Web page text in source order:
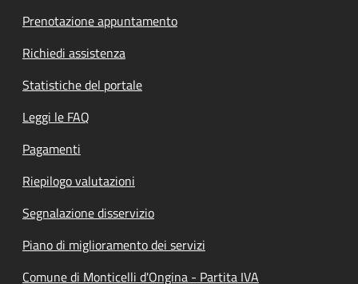
Prenotazione appuntamento
Richiedi assistenza
Statistiche del portale
Leggi le FAQ
Pagamenti
Riepilogo valutazioni
Segnalazione disservizio
Piano di miglioramento dei servizi
Comune di Monticelli d'Ongina - Partita IVA